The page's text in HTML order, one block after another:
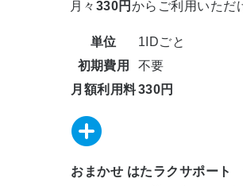
月々 330円 からご利用いただ
単位
1IDごと
初期費用
不要
月額利用料330円
おまかせ はたラクサポー